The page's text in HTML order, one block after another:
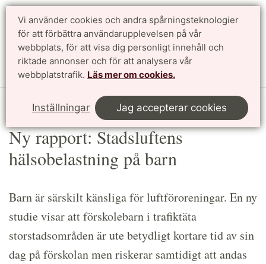
Vi använder cookies och andra spårningsteknologier
för att förbättra användarupplevelsen på vår
webbplats, för att visa dig personligt innehåll och
riktade annonser och för att analysera vår
webbplatstrafik. Läs mer om cookies.
Inställningar Jag accepterar cookies
Sök
Ny rapport: Stadsluftens
hälsobelastning på barn
Barn är särskilt känsliga för luftföroreningar. En ny
studie visar att förskolebarn i trafiktäta
storstadsområden är ute betydligt kortare tid av sin
dag på förskolan men riskerar samtidigt att andas